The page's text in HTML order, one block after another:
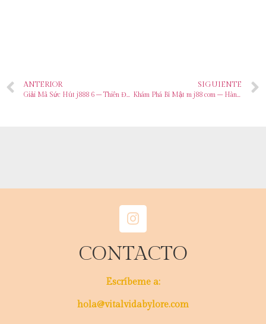
ANTERIOR
Giải Mã Sức Hút j888 6 – Thiên Đường Giải Trí Cá Cược Số 1 Châu Á
SIGUIENTE
Khám Phá Bí Mật m j88 com – Hành Trình Hấp Dẫn
CONTACTO
Escríbeme a:
hola@vitalvidabylore.com